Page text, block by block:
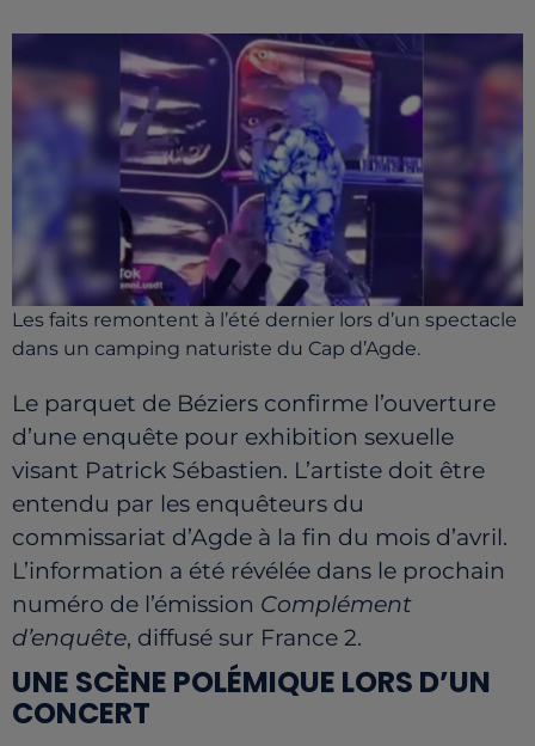
Les faits remontent à l’été dernier lors d’un spectacle
dans un camping naturiste du Cap d’Agde.
Le parquet de Béziers confirme l’ouverture
d’une enquête pour exhibition sexuelle
visant Patrick Sébastien. L’artiste doit être
entendu par les enquêteurs du
commissariat d’Agde à la fin du mois d’avril.
L’information a été révélée dans le prochain
numéro de l’émission Complément
d’enquête, diffusé sur France 2.
UNE SCÈNE POLÉMIQUE LORS D’UN
CONCERT